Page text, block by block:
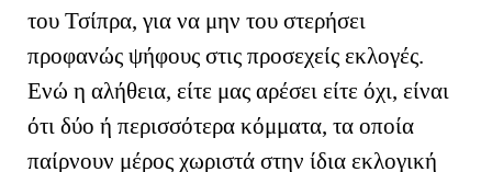
του Τσίπρα, για να μην του στερήσει
προφανώς ψήφους στις προσεχείς εκλογές.
Ενώ η αλήθεια, είτε μας αρέσει είτε όχι, είναι
ότι δύο ή περισσότερα κόμματα, τα οποία
παίρνουν μέρος χωριστά στην ίδια εκλογική